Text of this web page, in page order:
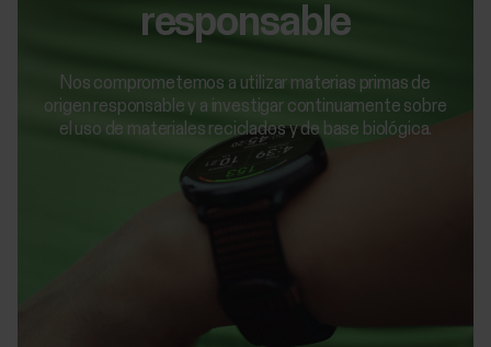
responsable
Nos comprometemos a utilizar materias primas de
origen responsable y a investigar continuamente sobre
el uso de materiales reciclados y de base biológica.